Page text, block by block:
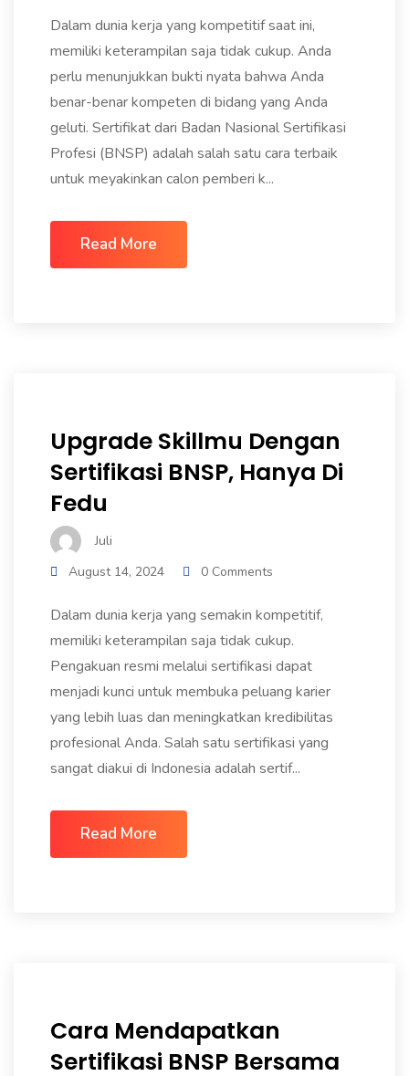
Dalam dunia kerja yang kompetitif saat ini,
memiliki keterampilan saja tidak cukup. Anda
perlu menunjukkan bukti nyata bahwa Anda
benar-benar kompeten di bidang yang Anda
geluti. Sertifikat dari Badan Nasional Sertifikasi
Profesi (BNSP) adalah salah satu cara terbaik
untuk meyakinkan calon pemberi k...
Read More
Upgrade Skillmu Dengan
Sertifikasi BNSP, Hanya Di
Fedu
Juli
August 14, 2024
0 Comments
Dalam dunia kerja yang semakin kompetitif,
memiliki keterampilan saja tidak cukup.
Pengakuan resmi melalui sertifikasi dapat
menjadi kunci untuk membuka peluang karier
yang lebih luas dan meningkatkan kredibilitas
profesional Anda. Salah satu sertifikasi yang
sangat diakui di Indonesia adalah sertif...
Read More
Cara Mendapatkan
Sertifikasi BNSP Bersama